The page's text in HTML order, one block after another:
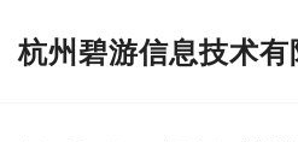
杭州碧游信息技术有